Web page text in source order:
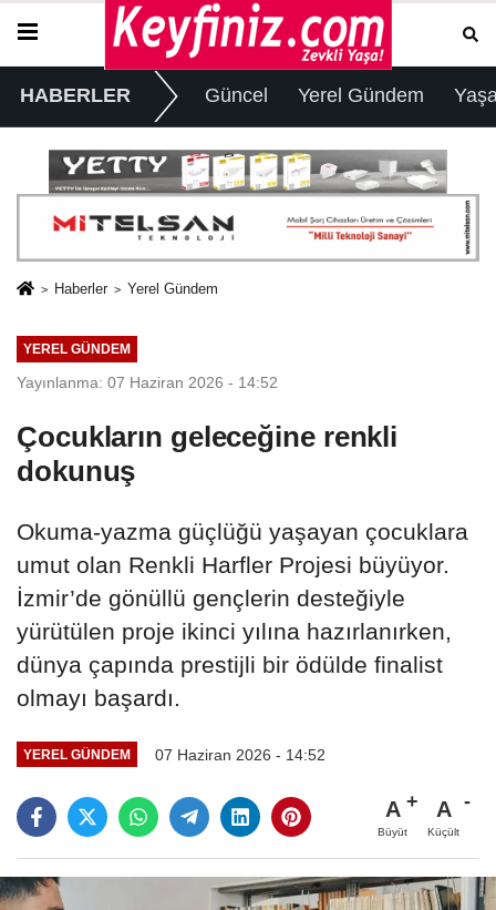
HABERLER Güncel Yerel Gündem
Haberler Yerel Gündem
YEREL GÜNDEM
Yayınlanma: 07 Haziran 2026 - 14:52
Çocukların geleceğine renkli
dokunuş
Okuma-yazma güçlüğü yaşayan çocuklara
umut olan Renkli Harfler Projesi büyüyor.
İzmir’de gönüllü gençlerin desteğiyle
yürütülen proje ikinci yılına hazırlanırken,
dünya çapında prestijli bir ödülde finalist
olmayı başardı.
YEREL GÜNDEM 07 Haziran 2026 - 14:52
A
Büyüt
A
Küçült